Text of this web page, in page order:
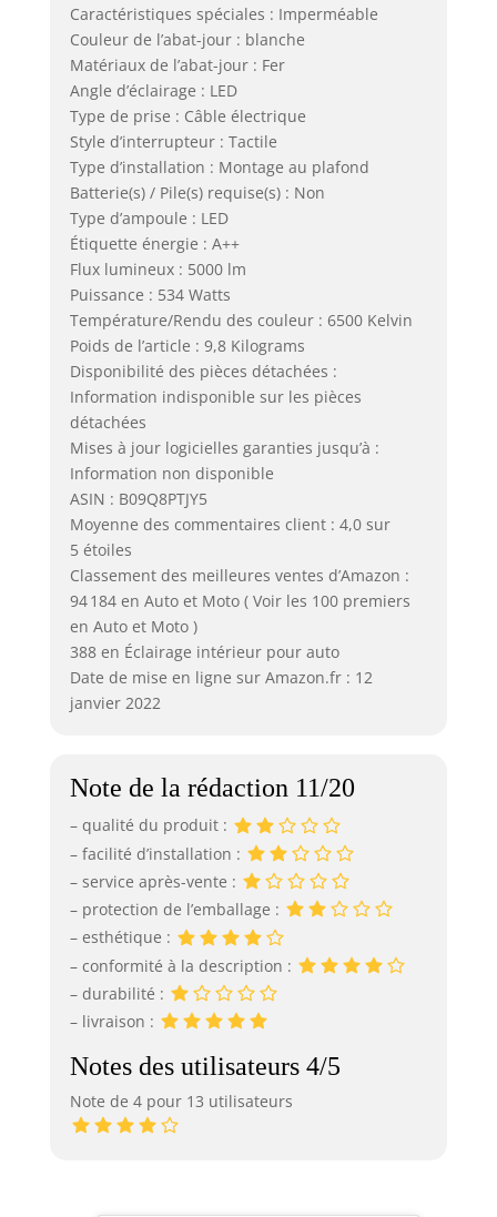
Caractéristiques spéciales : Imperméable
Couleur de l’abat-jour : blanche
Matériaux de l’abat-jour : Fer
Angle d’éclairage : LED
Type de prise : Câble électrique
Style d’interrupteur : Tactile
Type d’installation : Montage au plafond
Batterie(s) / Pile(s) requise(s) : Non
Type d’ampoule : LED
Étiquette énergie : A++
Flux lumineux : 5000 lm
Puissance : 534 Watts
Température/Rendu des couleur : 6500 Kelvin
Poids de l’article : 9,8 Kilograms
Disponibilité des pièces détachées :
Information indisponible sur les pièces
détachées
Mises à jour logicielles garanties jusqu’à :
Information non disponible
ASIN : B09Q8PTJY5
Moyenne des commentaires client : 4,0 sur
5 étoiles
Classement des meilleures ventes d’Amazon :
94 184 en Auto et Moto ( Voir les 100 premiers
en Auto et Moto )
388 en Éclairage intérieur pour auto
Date de mise en ligne sur Amazon.fr : 12
janvier 2022
Note de la rédaction 11/20
– qualité du produit :
– facilité d’installation :
– service après-vente :
– protection de l’emballage :
– esthétique :
– conformité à la description :
– durabilité :
– livraison :
Notes des utilisateurs 4/5
Note de 4 pour 13 utilisateurs